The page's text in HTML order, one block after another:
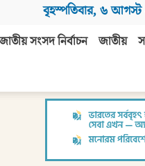
বৃহস্পতিবার, ৬ আগস্ট
সংসদ নির্বাচন জাতীয়